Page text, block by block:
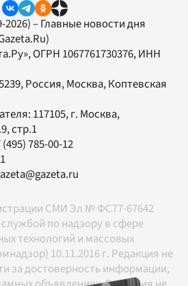
2026) – Главные новости дня
, ОГРН 1067761730376, ИНН
Россия, Москва, Коптевская
117105, г. Москва,
стр.1
(495) 785-00-12
СМИ Эл № ФС77-67642
по надзору в сфере
технологий и массовых
10.11.2016 г. Редакция не
за достоверность информации,